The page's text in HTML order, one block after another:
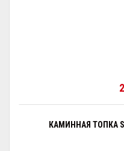
КАМИННАЯ ТОПКА